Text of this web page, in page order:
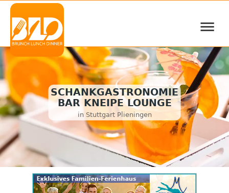
≡
SCHANKGASTRONOMIE
BAR KNEIPE LOUNGE
in Stuttgart Plieningen